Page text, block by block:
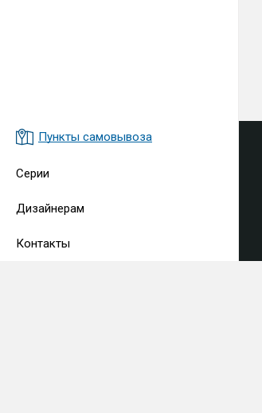
Пункты самовывоза
Серии
Дизайнерам
Контакты